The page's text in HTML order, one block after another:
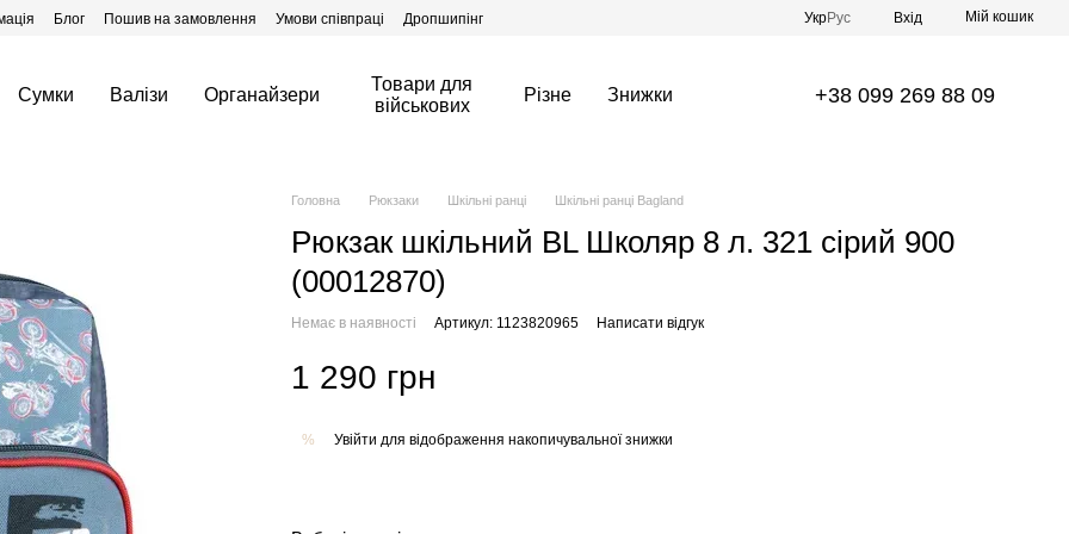
Блог Пошив на замовлення Умови співпраці Дропшипінг УкрРус Вхід Мій кошик
Сумки Валізи Органайзери
Товари для
військових
Різне Знижки +38 099 269 88 09
Головна Рюкзаки Шкільні ранці Шкільні ранці Bagland
Рюкзак шкільний BL Школяр 8 л. 321 сірий 900
(00012870)
Немає в наявності Артикул: 1123820965 Написати відгук
1 290 грн
% Увійти для відображення накопичувальної знижки